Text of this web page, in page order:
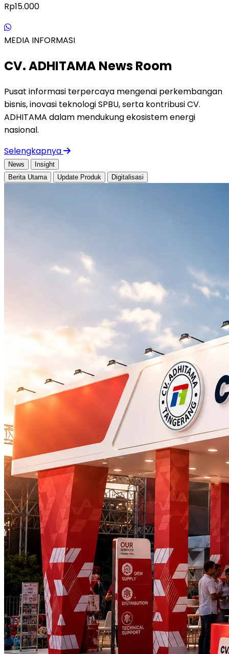
Rp15.000
MEDIA INFORMASI
CV. ADHITAMA News Room
Pusat informasi terpercaya mengenai perkembangan
bisnis, inovasi teknologi SPBU, serta kontribusi CV.
ADHITAMA dalam mendukung ekosistem energi
nasional.
Selengkapnya
News
Insight
Berita Utama
Update Produk Digitalisasi